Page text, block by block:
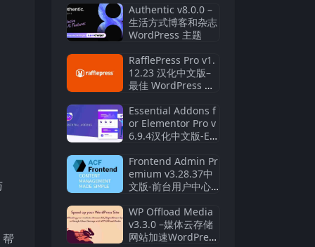
帮
Authentic v8.0.0 –
生活方式博客和杂志
WordPress 主题
RafflePress Pro v1.
12.23 汉化中文版–
最佳 WordPress 赠
Essential Addons f
or Elementor Pro v
6.9.4汉化中文版-Ele
元素库
Frontend Admin Pr
emium v3.28.37中
文版-前台用户中心
ss插件
WP Offload Media
v3.3.0 –媒体云存储
网站加速WordPress